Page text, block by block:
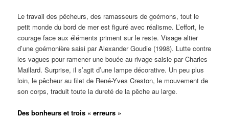
Le travail des pêcheurs, des ramasseurs de goémons, tout le
petit monde du bord de mer est figuré avec réalisme. L’effort, le
courage face aux éléments priment sur le reste. Visage altier
d’une goémonière saisi par Alexander Goudie (1998). Lutte contre
les vagues pour ramener une bouée au rivage saisie par Charles
Maillard. Surprise, il s’agit d’une lampe décorative. Un peu plus
loin, le pêcheur au filet de René-Yves Creston, le mouvement de
son corps, traduit toute la dureté de la pêche au large.
Des bonheurs et trois « erreurs »